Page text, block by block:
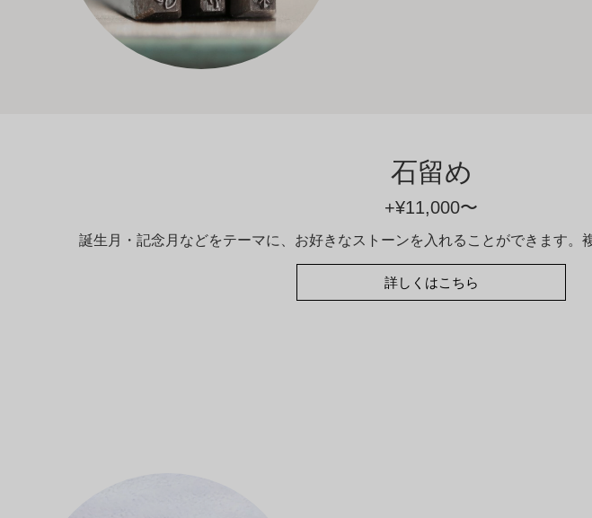
石留め
+¥11,000〜
誕生月・記念月などをテーマに、お好きなストーンを入れることができます。
詳しくはこちら